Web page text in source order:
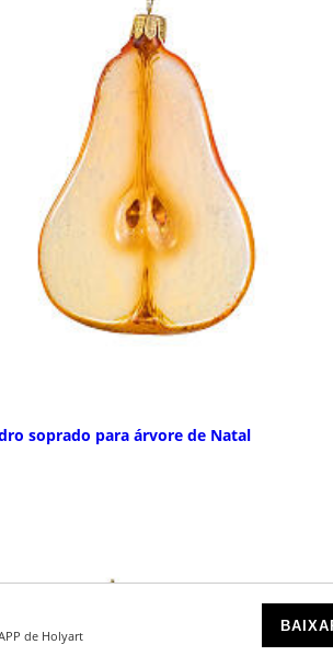
de Holyart
soprado para árvore de Natal